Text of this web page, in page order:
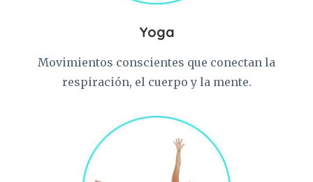
Yoga
Movimientos conscientes que conectan la
respiración, el cuerpo y la mente.